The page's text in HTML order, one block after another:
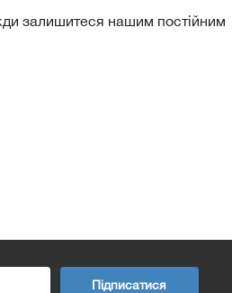
залишитеся нашим постійним
Підписатися